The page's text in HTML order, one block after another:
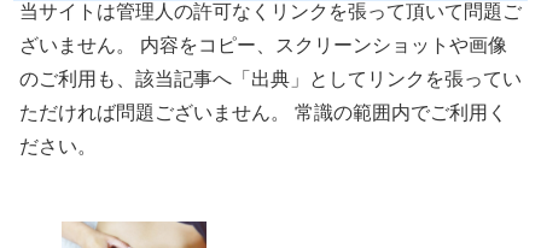
当サイトは管理人の許可なくリンクを張って頂いて問題ご
ざいません。 内容をコピー、スクリーンショットや画像
のご利用も、該当記事へ「出典」としてリンクを張ってい
ただければ問題ございません。 常識の範囲内でご利用く
ださい。